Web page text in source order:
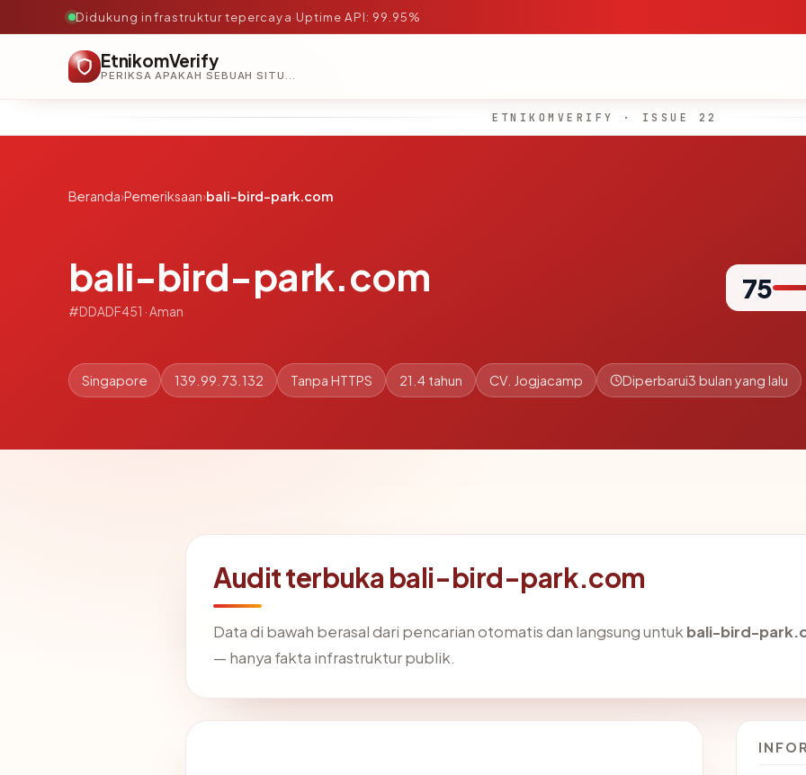
Didukung infrastruktur tepercaya·Uptime API: 99.95%
EtnikomVerify
PERIKSA APAKAH SEBUAH SITUS AMAN, TEPERCAYA, DAN TERVERIFIKASI DALAM HITUNGAN DETIK.
ETNIKOMVERIFY · ISSUE 22
Beranda›Pemeriksaan›bali-bird-park.com
bali-bird-park.com
#DDADF451 · Aman
75
Singapore 139.99.73.132 Tanpa HTTPS 21.4 tahun CV. Jogjacamp Diperbarui3 bulan yang lalu
Audit terbuka bali-bird-park.com
Data di bawah berasal dari pencarian otomatis dan langsung untuk bali-bird-
— hanya fakta infrastruktur publik.